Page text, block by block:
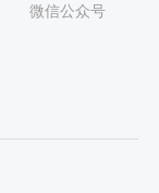
微信公众号